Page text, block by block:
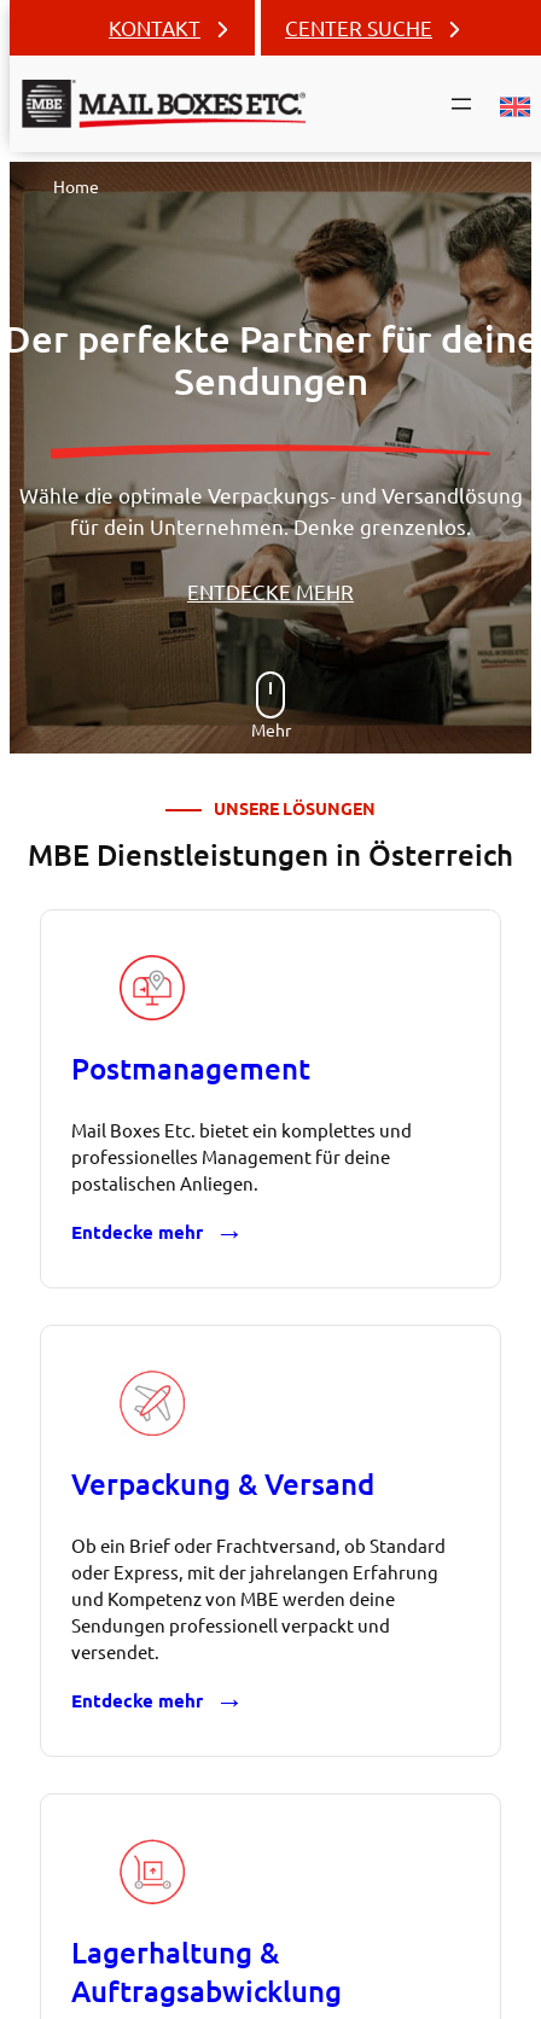
Zum
Inhalt
KONTAKT CENTER SUCHE
Home
Der perfekte Partner für deine
Sendungen
Wähle die optimale Verpackungs- und Versandlösung
für dein Unternehmen. Denke grenzenlos.
ENTDECKE MEHR
Mehr
UNSERE LÖSUNGEN
MBE Dienstleistungen in Österreich
Postmanagement
Mail Boxes Etc. bietet ein komplettes und
professionelles Management für deine
postalischen Anliegen.
Entdecke mehr
Verpackung & Versand
Ob ein Brief oder Frachtversand, ob Standard
oder Express, mit der jahrelangen Erfahrung
und Kompetenz von MBE werden deine
Sendungen professionell verpackt und
versendet.
Entdecke mehr
Lagerhaltung &
Auftragsabwicklung